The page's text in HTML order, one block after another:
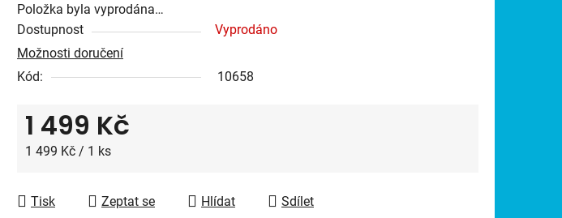
0,0
z
5
hvězdiček.
Položka byla vyprodána…
Dostupnost
Vyprodáno
Možnosti doručení
Kód:
10658
1 499 Kč
Měrná cena:
1 499 Kč / 1 ks
Tisk Zeptat se Hlídat Sdílet